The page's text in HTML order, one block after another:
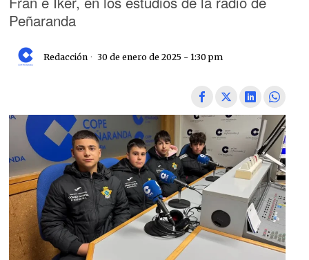
Peñaranda
Redacción 30 de enero de 2025 - 1:30 pm